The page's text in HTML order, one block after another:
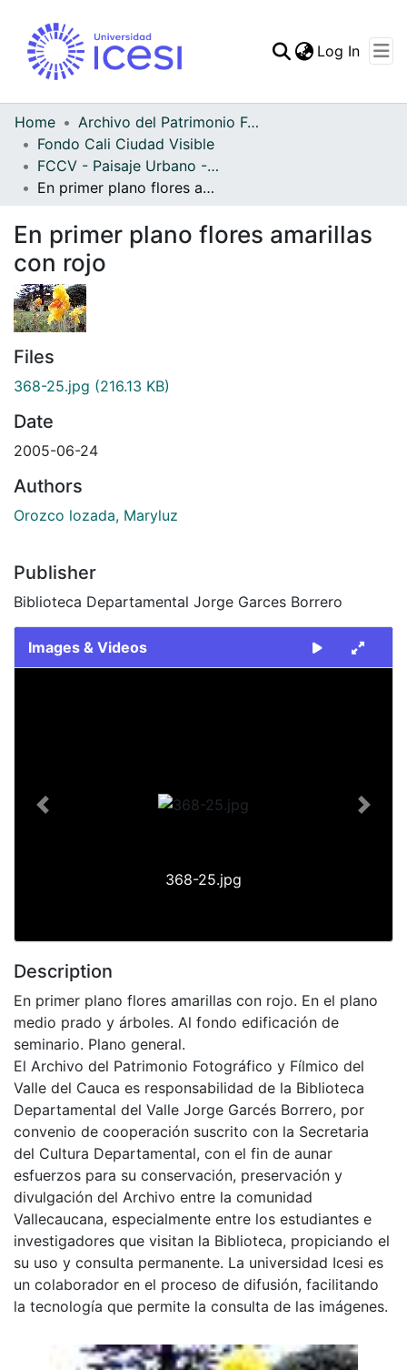
Log In
Home
Archivo del Patrimonio Fotográfico y Fílmico del Valle del Cauca
Fondo Cali Ciudad Visible
FCCV - Paisaje Urbano - Patrimonial
En primer plano flores amarillas con rojo
En primer plano flores amarillas
con rojo
Files
368-25.jpg (216.13 KB)
Date
2005-06-24
Authors
Orozco lozada, Maryluz
Publisher
Biblioteca Departamental Jorge Garces Borrero
Images & Videos
368-25.jpg
Previous Next
Description
En primer plano flores amarillas con rojo. En el plano
medio prado y árboles. Al fondo edificación de
seminario. Plano general.
El Archivo del Patrimonio Fotográfico y Fílmico del
Valle del Cauca es responsabilidad de la Biblioteca
Departamental del Valle Jorge Garcés Borrero, por
convenio de cooperación suscrito con la Secretaria
del Cultura Departamental, con el fin de aunar
esfuerzos para su conservación, preservación y
divulgación del Archivo entre la comunidad
Vallecaucana, especialmente entre los estudiantes e
investigadores que visitan la Biblioteca, propiciando el
su uso y consulta permanente. La universidad Icesi es
un colaborador en el proceso de difusión, facilitando
la tecnología que permite la consulta de las imágenes.